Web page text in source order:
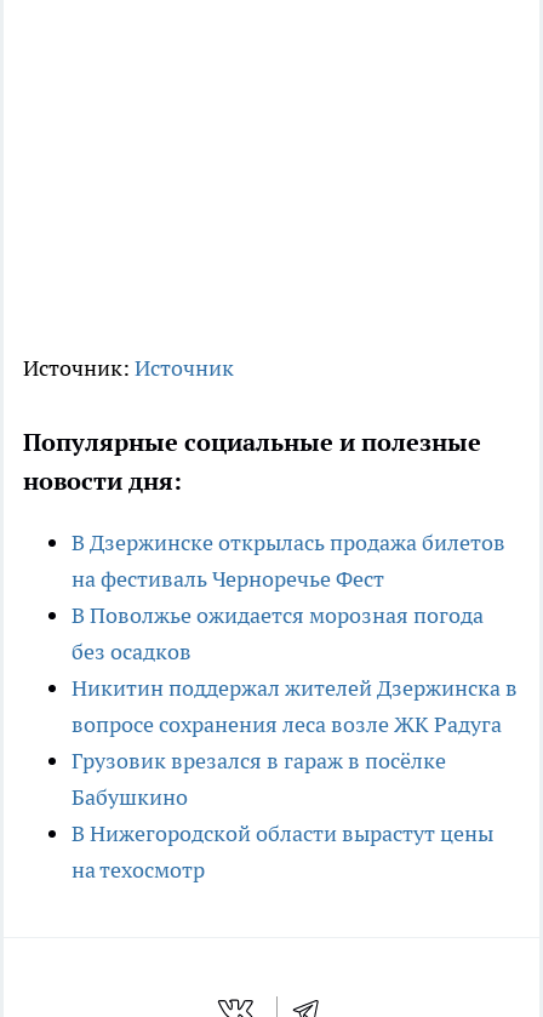
Источник: Источник
Популярные социальные и полезные
новости дня:
В Дзержинске открылась продажа билетов
на фестиваль Черноречье Фест
В Поволжье ожидается морозная погода
без осадков
Никитин поддержал жителей Дзержинска в
вопросе сохранения леса возле ЖК Радуга
Грузовик врезался в гараж в посёлке
Бабушкино
В Нижегородской области вырастут цены
на техосмотр